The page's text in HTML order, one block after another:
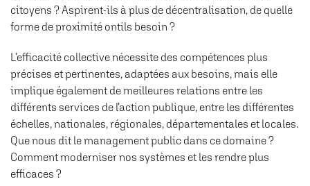
citoyens ? Aspirent-ils à plus de décentralisation, de quelle
forme de proximité ontils besoin ?
L’efficacité collective nécessite des compétences plus
précises et pertinentes, adaptées aux besoins, mais elle
implique également de meilleures relations entre les
différents services de l’action publique, entre les différentes
échelles, nationales, régionales, départementales et locales.
Que nous dit le management public dans ce domaine ?
Comment moderniser nos systèmes et les rendre plus
efficaces ?